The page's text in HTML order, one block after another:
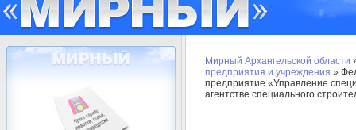
Мирный Архангельской области
предприятия и учреждения »
предприятие «Управление
агентстве специального